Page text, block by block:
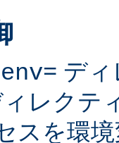
デ
レクテ
スを環